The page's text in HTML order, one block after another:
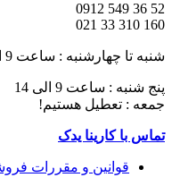
52 36 549 0912
160 310 33 021
شنبه تا چهارشنبه : ساعت 9 الی 18
پنج شنبه : ساعت 9 الی 14
جمعه : تعطیل هستیم!
تماس با کارینا یدک
قوانین و مقررات